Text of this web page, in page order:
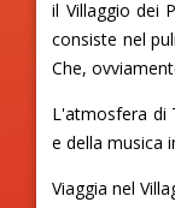
il Villaggio dei
consiste nel
Che,
L'atmosfera di
e della musica
Viaggia nel